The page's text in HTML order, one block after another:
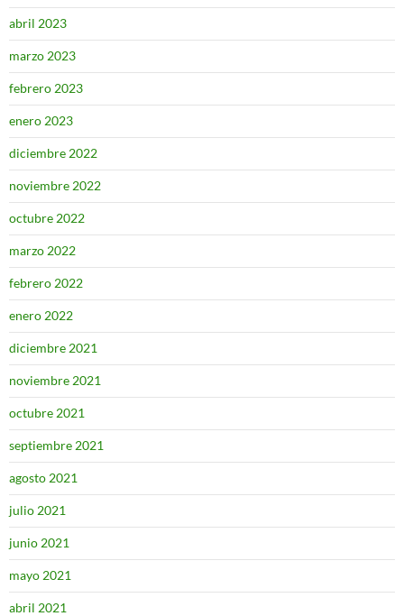
abril 2023
marzo 2023
febrero 2023
enero 2023
diciembre 2022
noviembre 2022
octubre 2022
marzo 2022
febrero 2022
enero 2022
diciembre 2021
noviembre 2021
octubre 2021
septiembre 2021
agosto 2021
julio 2021
junio 2021
mayo 2021
abril 2021